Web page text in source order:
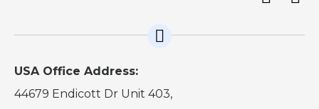
USA Office Address:
44679 Endicott Dr Unit 403,